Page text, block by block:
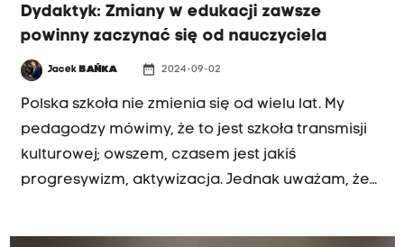
Dydaktyk: Zmiany w edukacji zawsze
powinny zaczynać się od nauczyciela
Jacek BAŃKA date_range 2024-09-02
Polska szkoła nie zmienia się od wielu lat. My
pedagodzy mówimy, że to jest szkoła transmisji
kulturowej; owszem, czasem jest jakiś
progresywizm, aktywizacja. Jednak uważam, że